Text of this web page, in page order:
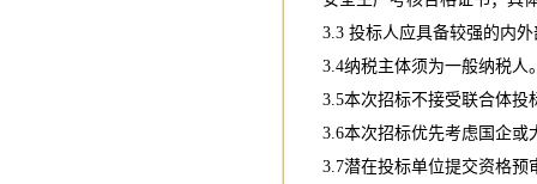
3.3 投标人应具备较强的内
3.4纳税主体须为一般纳税人
3.5本次招标不接受联合体投
3.6本次招标优先考虑国企
3.7潜在投标单位提交资格